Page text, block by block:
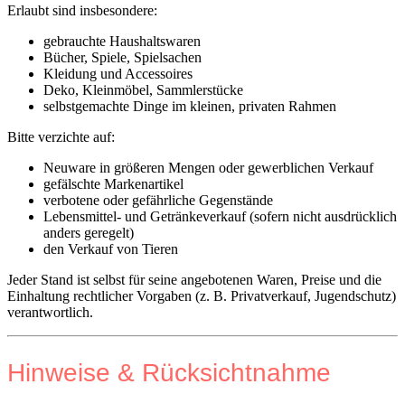
Erlaubt sind insbesondere:
gebrauchte Haushaltswaren
Bücher, Spiele, Spielsachen
Kleidung und Accessoires
Deko, Kleinmöbel, Sammlerstücke
selbstgemachte Dinge im kleinen, privaten Rahmen
Bitte verzichte auf:
Neuware in größeren Mengen oder gewerblichen Verkauf
gefälschte Markenartikel
verbotene oder gefährliche Gegenstände
Lebensmittel- und Getränkeverkauf (sofern nicht ausdrücklich
anders geregelt)
den Verkauf von Tieren
Jeder Stand ist selbst für seine angebotenen Waren, Preise und die
Einhaltung rechtlicher Vorgaben (z. B. Privatverkauf, Jugendschutz)
verantwortlich.
Hinweise & Rücksichtnahme